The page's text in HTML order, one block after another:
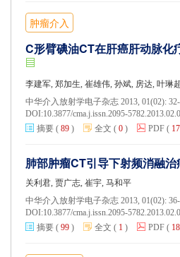
肿瘤介入
C形臂碘油CT在肝癌肝动脉化
李建军, 郑加生, 崔雄伟, 孙斌, 房达, 叶琳
中华介入放射学电子杂志 2013, 01(02):
DOI:10.3877/cma.j.issn.2095-
摘要 ( 89 ) 全文 ( 0 ) PDF ( 17
肺部肿瘤CT引导下射频消融
关利君, 贾广志, 崔宇, 马和平
中华介入放射学电子杂志 2013, 01(02):
DOI:10.3877/cma.j.issn.2095-
摘要 ( 99 ) 全文 ( 1 ) PDF ( 18